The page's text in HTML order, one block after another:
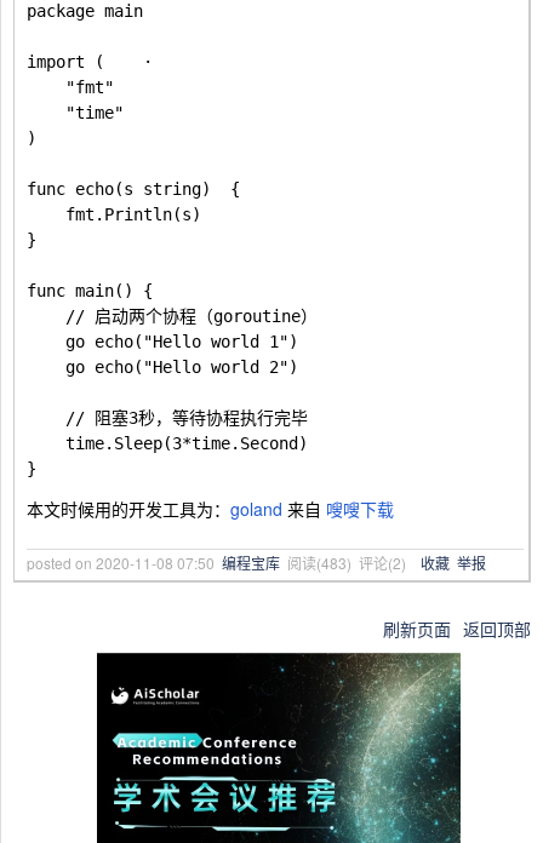
package main
import (	·
)
func echo(s string)  {
}
func main() {
本文时候用的开发工具为： goland 来自 嗖嗖下载
posted on 2020-11-08 07:50 编程宝库 阅读(483) 评论(2) 收藏 举报
刷新页面 返回顶部